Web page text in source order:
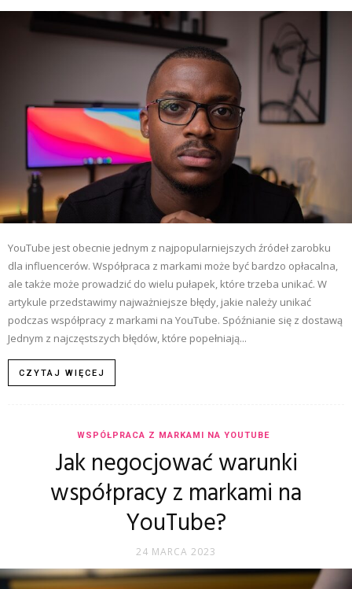
YouTube jest obecnie jednym z najpopularniejszych źródeł zarobku
dla influencerów. Współpraca z markami może być bardzo opłacalna,
ale także może prowadzić do wielu pułapek, które trzeba unikać. W
artykule przedstawimy najważniejsze błędy, jakie należy unikać
podczas współpracy z markami na YouTube. Spóźnianie się z dostawą
Jednym z najczęstszych błędów, które popełniają...
CZYTAJ WIĘCEJ
WSPÓŁPRACA Z MARKAMI NA YOUTUBE
Jak negocjować warunki
współpracy z markami na
YouTube?
24 MARCA 2023